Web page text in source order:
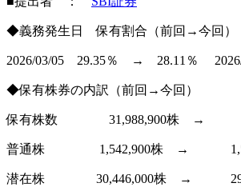
◆義務発生日 保有割合（前回→
2026/03/05 29.35％ → 28.11％ 2026/
◆保有株券の内訳（前回→今回）
保有株数 31,988,900株 →
普通株 1,542,900株 →
潜在株 30,446,000株 →